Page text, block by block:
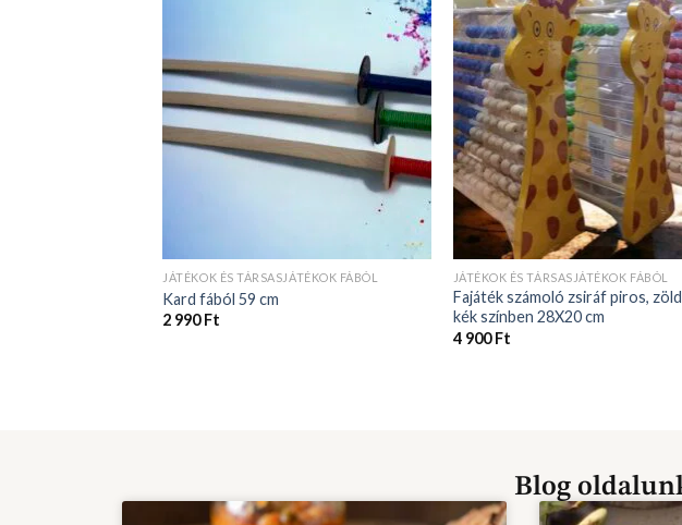
JÁTÉKOK ÉS TÁRSASJÁTÉKOK FÁBÓL
Kard fából 59 cm
2 990Ft
JÁTÉKOK ÉS TÁRSASJÁTÉKOK FÁBÓL
Fajáték számoló zsiráf piros,
kék színben 28X20 cm
4 900Ft
Blog